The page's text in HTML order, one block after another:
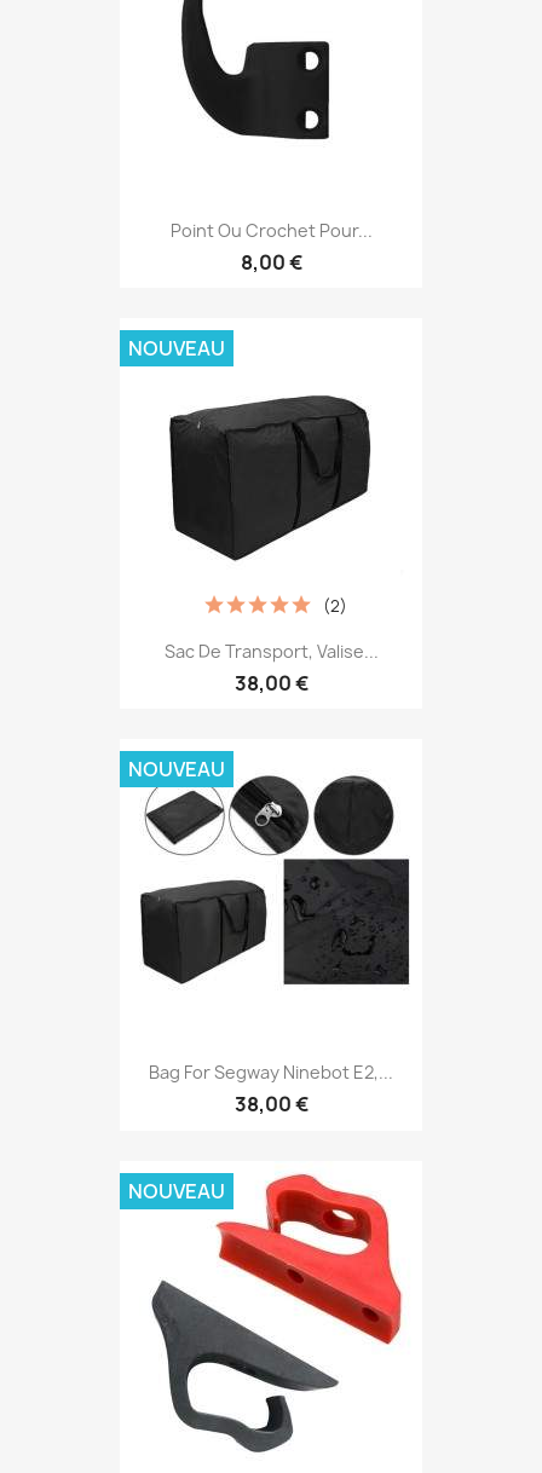
Point Ou Crochet Pour...
8,00 €
Sac De Transport, Valise...
38,00 €
(2)
NOUVEAU
Bag For Segway Ninebot E2,...
38,00 €
NOUVEAU
NOUVEAU